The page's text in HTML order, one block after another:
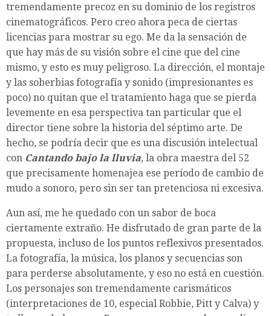
tremendamente precoz en su dominio de los registros
cinematográficos. Pero creo ahora peca de ciertas
licencias para mostrar su ego. Me da la sensación de
que hay más de su visión sobre el cine que del cine
mismo, y esto es muy peligroso. La dirección, el montaje
y las soberbias fotografía y sonido (impresionantes es
poco) no quitan que el tratamiento haga que se pierda
levemente en esa perspectiva tan particular que el
director tiene sobre la historia del séptimo arte. De
hecho, se podría decir que es una discusión intelectual
con Cantando bajo la lluvia, la obra maestra del 52
que precisamente homenajea ese período de cambio de
mudo a sonoro, pero sin ser tan pretenciosa ni excesiva.
Aun así, me he quedado con un sabor de boca
ciertamente extraño. He disfrutado de gran parte de la
propuesta, incluso de los puntos reflexivos presentados.
La fotografía, la música, los planos y secuencias son
para perderse absolutamente, y eso no está en cuestión.
Los personajes son tremendamente carismáticos
(interpretaciones de 10, especial Robbie, Pitt y Calva) y